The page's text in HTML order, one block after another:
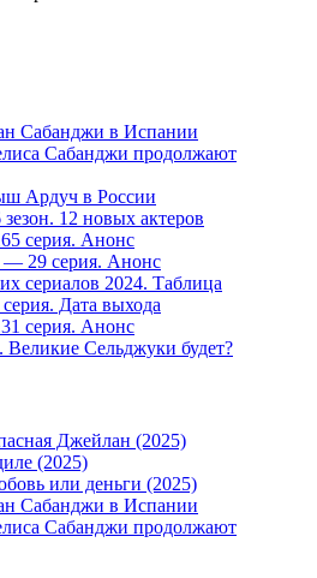
Сабанджи в Испании
Сабанджи продолжают
Ардуч в России
12 новых актеров
серия. Анонс
29 серия. Анонс
сериалов 2024. Таблица
Дата выхода
серия. Анонс
Великие Сельджуки будет?
Джейлан (2025)
(2025)
или деньги (2025)
Сабанджи в Испании
Сабанджи продолжают